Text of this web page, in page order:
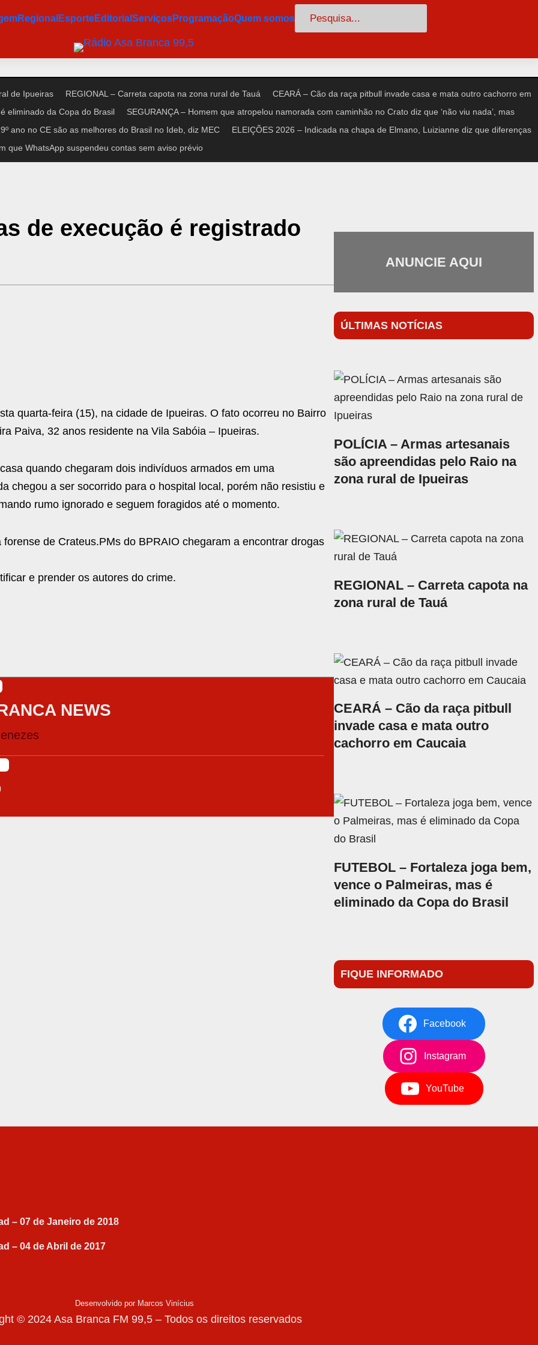
Regional EsporteEditorial ServiçosProgramaçãoQuem somos Pesquisar
de Ipueiras REGIONAL – Carreta capota na zona rural de Tauá
CEARÁ – Cão da raça pitbull invade casa e mata outro cachorro em
eliminado da Copa do Brasil
SEGURANÇA – Homem que atropelou namorada com caminhão no Crato diz que ‘não viu nada’, mas
ano no CE são as melhores do Brasil no Ideb, diz MEC
ELEIÇÕES 2026 – Indicada na chapa de Elmano, Luizianne diz que diferenças
que WhatsApp suspendeu contas sem aviso prévio
de execução é registrado
quarta-feira (15), na cidade de Ipueiras. O fato ocorreu no Bairro
Paiva, 32 anos residente na Vila Sabóia – Ipueiras.
quando chegaram dois indivíduos armados em uma
chegou a ser socorrido para o hospital local, porém não resistiu e
rumo ignorado e seguem foragidos até o momento.
de Crateus.PMs do BPRAIO chegaram a encontrar drogas
e prender os autores do crime.
NEWS
ANUNCIE AQUI
ÚLTIMAS NOTÍCIAS
POLÍCIA – Armas artesanais
são apreendidas pelo Raio na
zona rural de Ipueiras
REGIONAL – Carreta capota na
zona rural de Tauá
CEARÁ – Cão da raça pitbull
invade casa e mata outro
cachorro em Caucaia
FUTEBOL – Fortaleza joga bem,
vence o Palmeiras, mas é
eliminado da Copa do Brasil
FIQUE INFORMADO
Facebook
Instagram
YouTube
– 07 de Janeiro de 2018
– 04 de Abril de 2017
Desenvolvido por Marcos Vinícius
© 2024 Asa Branca FM 99,5 – Todos os direitos reservados